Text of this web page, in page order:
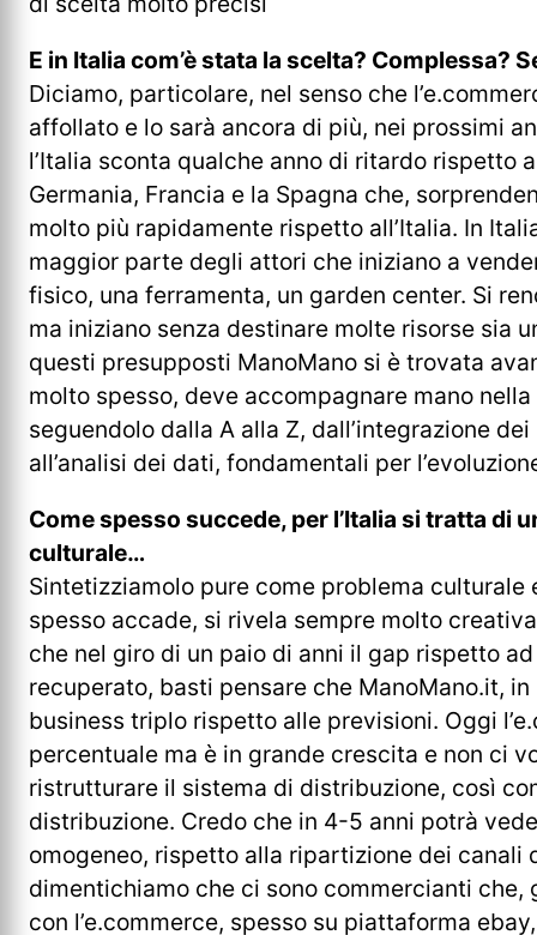
E in Italia com’è stata la scelta? Complessa?
Diciamo, particolare, nel senso che
affollato e lo sarà ancora di più, nei prossimi
l’Italia sconta qualche anno di ritardo rispetto
Germania, Francia e la Spagna che,
molto più rapidamente rispetto all’Italia. In
maggior parte degli attori che iniziano a
fisico, una ferramenta, un garden center. Si
ma iniziano senza destinare molte risorse sia
questi presupposti ManoMano si è trovata
molto spesso, deve accompagnare mano
seguendolo dalla A alla Z, dall’integrazione
all’analisi dei dati, fondamentali per
Come spesso succede, per l’Italia si tratta di
culturale…
Sintetizziamolo pure come problema culturale
spesso accade, si rivela sempre molto
che nel giro di un paio di anni il gap rispetto
recuperato, basti pensare che ManoMano.it,
business triplo rispetto alle previsioni. Oggi
percentuale ma è in grande crescita e non ci
ristrutturare il sistema di distribuzione, così
distribuzione. Credo che in 4-5 anni potrà
omogeneo, rispetto alla ripartizione dei canali
dimentichiamo che ci sono commercianti che,
con l’e.commerce, spesso su piattaforma